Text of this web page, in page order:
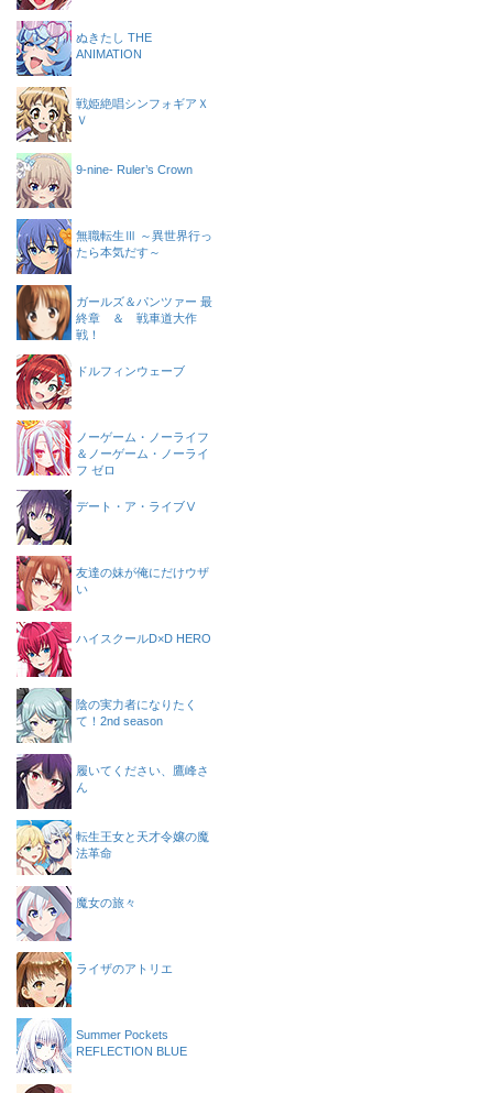
ぬきたし THE
ANIMATION
戦姫絶唱シンフォギアＸ
Ｖ
9-nine- Ruler’s Crown
無職転生Ⅲ ～異世界行っ
たら本気だす～
ガールズ＆パンツァー 最
終章 ＆ 戦車道大作
戦！
ドルフィンウェーブ
ノーゲーム・ノーライフ
＆ノーゲーム・ノーライ
フ ゼロ
デート・ア・ライブⅤ
友達の妹が俺にだけウザ
い
ハイスクールD×D HERO
陰の実力者になりたく
て！2nd season
履いてください、鷹峰さ
ん
転生王女と天才令嬢の魔
法革命
魔女の旅々
ライザのアトリエ
Summer Pockets
REFLECTION BLUE